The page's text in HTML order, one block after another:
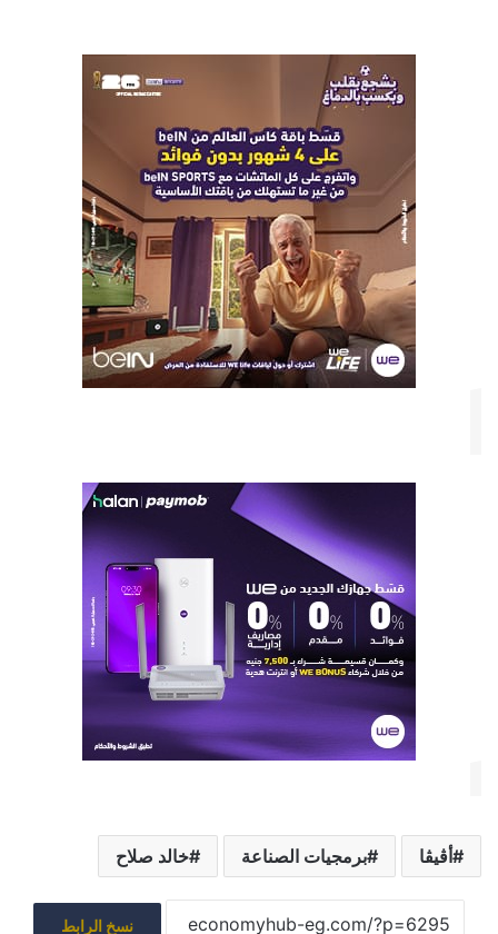
أڤيڤا برمجيات الصناعة خالد صلاح
نسخ الرابط